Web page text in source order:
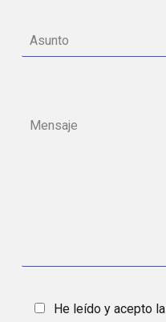
He leído y acepto la